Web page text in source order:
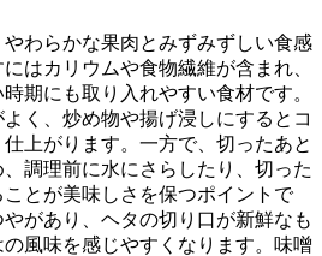
わらかな果肉とみずみずしい食感
はカリウムや食物繊維が含まれ、
期にも取り入れやすい食材です。
く、炒め物や揚げ浸しにするとコ
上がります。一方で、切ったあと
調理前に水にさらしたり、切った
とが美味しさを保つポイントで
があり、ヘタの切り口が新鮮なも
風味を感じやすくなります。味噌